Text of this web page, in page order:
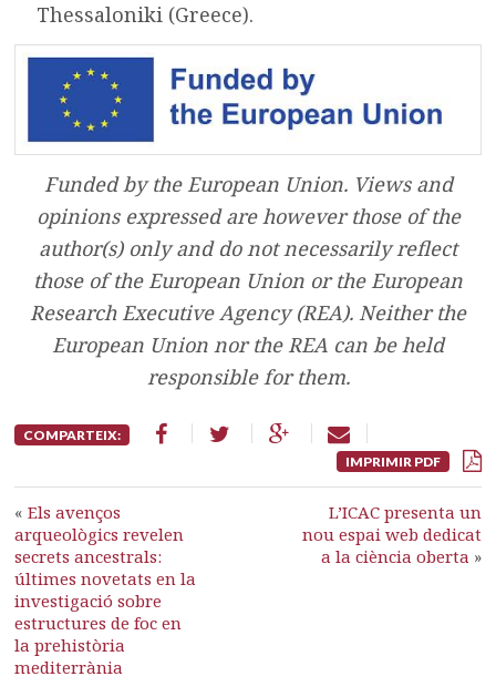
Thessaloniki (Greece).
Funded by the European Union. Views and
opinions expressed are however those of the
author(s) only and do not necessarily reflect
those of the European Union or the European
Research Executive Agency (REA). Neither the
European Union nor the REA can be held
responsible for them.
COMPARTEIX:
IMPRIMIR PDF
«Els avenços
arqueològics revelen
secrets ancestrals:
últimes novetats en la
investigació sobre
estructures de foc en
la prehistòria
mediterrània
L’ICAC presenta un
nou espai web dedicat
a la ciència oberta »